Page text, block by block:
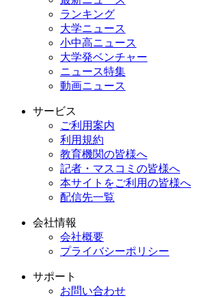
ランキング
大学ニュース
小中高ニュース
大学発ベンチャー
ニュース特集
動画ニュース
サービス
ご利用案内
利用規約
教育機関の皆様へ
記者・マスコミの皆様へ
本サイトをご利用の皆様へ
配信先一覧
会社情報
会社概要
プライバシーポリシー
サポート
お問い合わせ